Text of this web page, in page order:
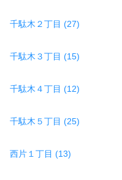
千駄木２丁目 (27)
千駄木３丁目 (15)
千駄木４丁目 (12)
千駄木５丁目 (25)
西片１丁目 (13)